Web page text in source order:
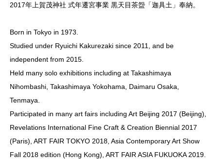
2017年上賀茂神社 式年遷宮事業 黒天目茶盌「迦具土」奉納。
Born in Tokyo in 1973.
Studied under Ryuichi Kakurezaki since 2011, and be
independent from 2015.
Held many solo exhibitions including at Takashimaya
Nihombashi, Takashimaya Yokohama, Daimaru Osaka,
Tenmaya.
Participated in many art fairs including Art Beijing 2017 (Beijing),
Revelations International Fine Craft & Creation Biennial 2017
(Paris), ART FAIR TOKYO 2018, Asia Contemporary Art Show
Fall 2018 edition (Hong Kong), ART FAIR ASIA FUKUOKA 2019.